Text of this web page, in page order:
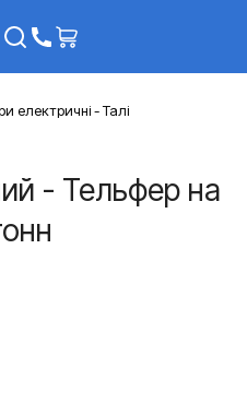
електричні - Талі
- Тельфер на